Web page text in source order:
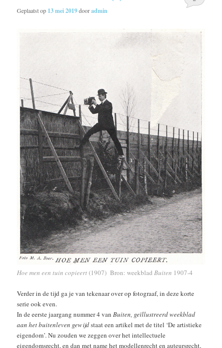
Geplaatst op 13 mei 2019dooradmin
Hoe men een tuin copieert(1907) Bron: weekblad Buiten 1907-4
Verder in de tijd ga je van tekenaar over op fotograaf, in deze korte
serie ook even.
In de eerste jaargang nummer 4 vanBuiten, geïllustreerd weekblad
aan het buitenleven gewijdstaat een artikel met de titel ‘De artistieke
eigendom’. Nu zouden we zeggen over het intellectuele
eigendomsrecht, en dan met name het modellenrecht en auteursrecht,